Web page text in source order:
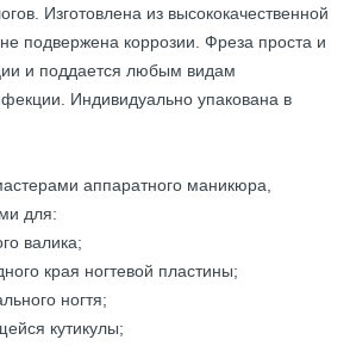
Изготовлена из высококачественной
подвержена коррозии. Фреза проста и
и поддается любым видам
Индивидуально упакована в
аппаратного маникюра,
для:
валика;
края ногтевой пластины;
ногтя;
кутикулы;